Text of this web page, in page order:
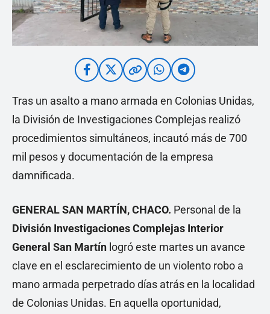
Tras un asalto a mano armada en Colonias Unidas,
la División de Investigaciones Complejas realizó
procedimientos simultáneos, incautó más de 700
mil pesos y documentación de la empresa
damnificada.
GENERAL SAN MARTÍN, CHACO. Personal de la
División Investigaciones Complejas Interior
General San Martín logró este martes un avance
clave en el esclarecimiento de un violento robo a
mano armada perpetrado días atrás en la localidad
de Colonias Unidas. En aquella oportunidad,